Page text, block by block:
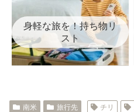
身軽な旅を！持ち物リ
スト
南米 旅行先 チリ